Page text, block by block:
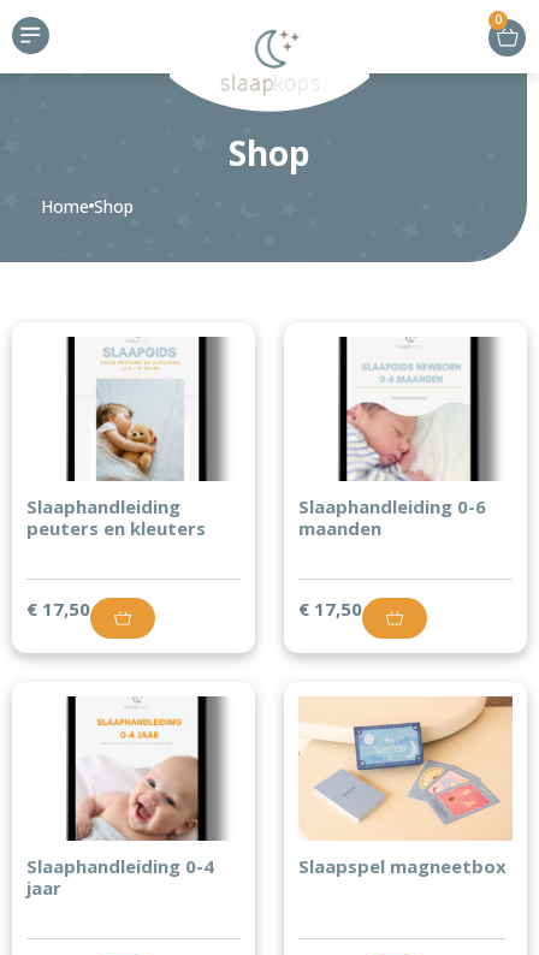
0
Shop
Home Shop
Slaaphandleiding
peuters en kleuters
€ 17,50
Slaaphandleiding 0-6
maanden
€ 17,50
Slaaphandleiding 0-4
jaar
Slaapspel magneetbox